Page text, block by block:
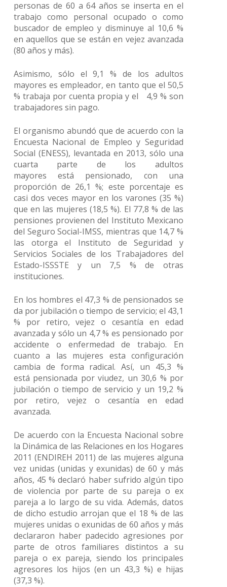
personas de 60 a 64 años se inserta en el
trabajo como personal ocupado o como
buscador de empleo y disminuye al 10,6 %
en aquellos que se están en vejez avanzada
(80 años y más).
Asimismo, sólo el 9,1 % de los adultos
mayores es empleador, en tanto que el 50,5
% trabaja por cuenta propia y el 4,9 % son
trabajadores sin pago.
El organismo abundó que de acuerdo con la
Encuesta Nacional de Empleo y Seguridad
Social (ENESS), levantada en 2013, sólo una
cuarta parte de los adultos
mayores está pensionado, con una
proporción de 26,1 %; este porcentaje es
casi dos veces mayor en los varones (35 %)
que en las mujeres (18,5 %). El 77,8 % de las
pensiones provienen del Instituto Mexicano
del Seguro Social-IMSS, mientras que 14,7 %
las otorga el Instituto de Seguridad y
Servicios Sociales de los Trabajadores del
Estado-ISSSTE y un 7,5 % de otras
instituciones.
En los hombres el 47,3 % de pensionados se
da por jubilación o tiempo de servicio; el 43,1
% por retiro, vejez o cesantía en edad
avanzada y sólo un 4,7 % es pensionado por
accidente o enfermedad de trabajo. En
cuanto a las mujeres esta configuración
cambia de forma radical. Así, un 45,3 %
está pensionada por viudez, un 30,6 % por
jubilación o tiempo de servicio y un 19,2 %
por retiro, vejez o cesantía en edad
avanzada.
De acuerdo con la Encuesta Nacional sobre
la Dinámica de las Relaciones en los Hogares
2011 (ENDIREH 2011) de las mujeres alguna
vez unidas (unidas y exunidas) de 60 y más
años, 45 % declaró haber sufrido algún tipo
de violencia por parte de su pareja o ex
pareja a lo largo de su vida. Además, datos
de dicho estudio arrojan que el 18 % de las
mujeres unidas o exunidas de 60 años y más
declararon haber padecido agresiones por
parte de otros familiares distintos a su
pareja o ex pareja, siendo los principales
agresores los hijos (en un 43,3 %) e hijas
(37,3 %).